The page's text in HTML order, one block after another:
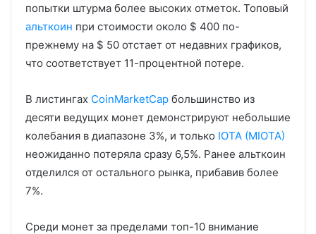
попытки штурма более высоких отметок. Топовый
альткоин при стоимости около $ 400 по-
прежнему на $ 50 отстает от недавних графиков,
что соответствует 11-процентной потере.
В листингах CoinMarketCap большинство из
десяти ведущих монет демонстрируют небольшие
колебания в диапазоне 3%, и только IOTA (MIOTA)
неожиданно потеряла сразу 6,5%. Ранее альткоин
отделился от остального рынка, прибавив более
7%.
Среди монет за пределами топ-10 внимание